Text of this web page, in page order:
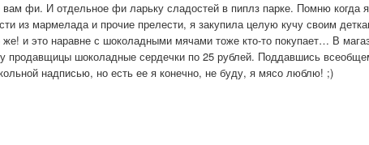
фи. И отдельное фи ларьку сладостей в пиплз парке. Помню когда я
из мармелада и прочие прелести, я закупила целую кучу своим
и это наравне с шоколадными мячами тоже кто-то покупает… В
продавщицы шоколадные сердечки по 25 рублей. Поддавшись
надписью, но есть ее я конечно, не буду, я мясо люблю! ;)